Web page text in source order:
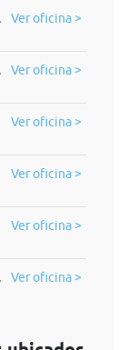
Ver oficina >
Ver oficina >
Ver oficina >
Ver oficina >
Ver oficina >
Ver oficina >